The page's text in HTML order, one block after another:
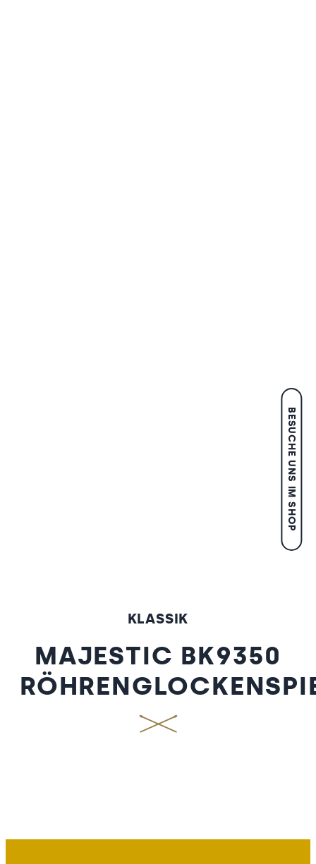
BESUCHE UNS IM SHOP
KLASSIK
MAJESTIC BK9350